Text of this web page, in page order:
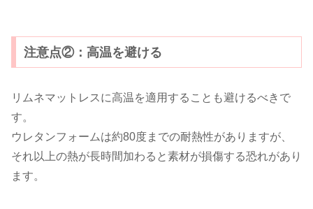
注意点②：高温を避ける
リムネマットレスに高温を適用することも避けるべきで
す。
ウレタンフォームは約80度までの耐熱性がありますが、
それ以上の熱が長時間加わると素材が損傷する恐れがあり
ます。